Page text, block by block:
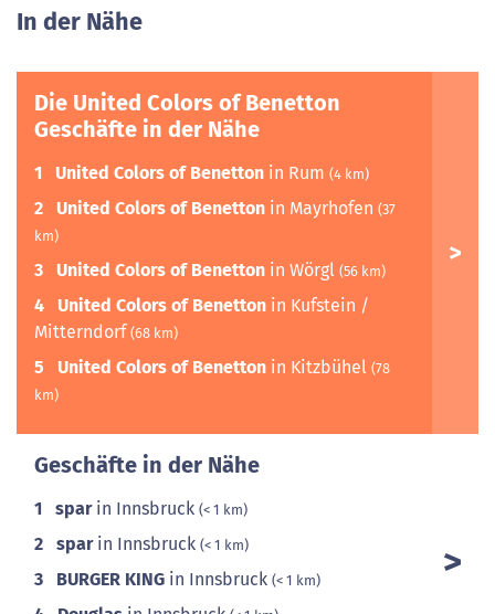
In der Nähe
Die United Colors of Benetton
Geschäfte in der Nähe
1 United Colors of Benetton in Rum (4 km)
2 United Colors of Benetton in Mayrhofen (37
km)
3 United Colors of Benetton in Wörgl (56 km)
4 United Colors of Benetton in Kufstein /
Mitterndorf (68 km)
5 United Colors of Benetton in Kitzbühel (78
km)
Geschäfte in der Nähe
1 sparin Innsbruck (< 1 km)
2 sparin Innsbruck (< 1 km)
3 BURGER KING in Innsbruck (< 1 km)